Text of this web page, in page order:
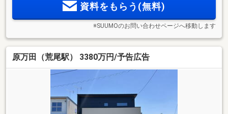
資料をもらう(無料)
※SUUMOのお問い合わせページへ移動します
原万田（荒尾駅） 3380万円/予告広告